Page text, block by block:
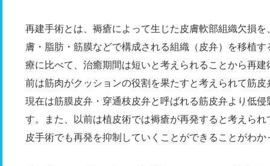
再建手術とは、褥瘡によって生じた皮膚軟部組織欠損
膚・脂肪・筋膜などで構成される組織（皮弁）を移植
療に比べて、治癒期間は短いと考えられることから再
前は筋肉がクッションの役割を果たすと考えられて筋
現在は筋膜皮弁・穿通枝皮弁と呼ばれる筋皮弁より低
す。また、以前は植皮術では褥瘡が再発すると考えら
皮手術でも再発を抑制していくことができることがわか